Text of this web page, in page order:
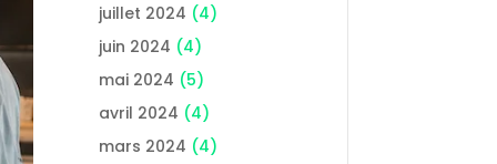
juillet 2024 (4)
juin 2024 (4)
mai 2024 (5)
avril 2024 (4)
mars 2024 (4)